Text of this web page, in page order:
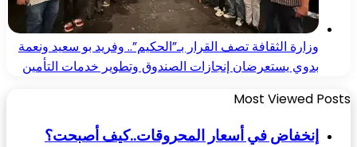
وزارة الثقافة تصف القرار بـ”الحكيم”.. وفريد بو سعيد ونعمة
بدوي يستعرضان إنجازات الصندوق وتطوير خدمات التأمين
Most Viewed Posts
إنخفاض في أسعار المحروقات..كيف أصبحت؟